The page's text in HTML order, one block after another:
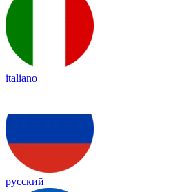
italiano
русский